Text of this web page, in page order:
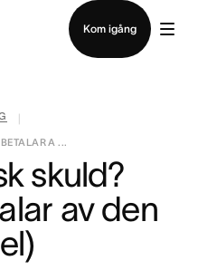
Kom igång
A ...
skuld?
av den